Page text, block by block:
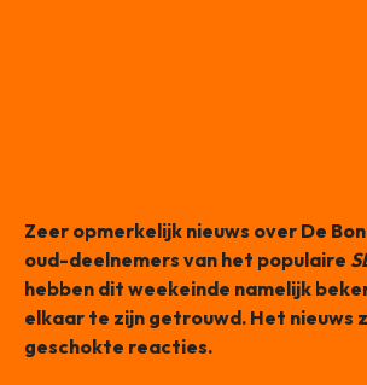
Zeer opmerkelijk nieuws over De
oud-deelnemers van het populaire
hebben dit weekeinde namelijk
elkaar te zijn getrouwd. Het nieuws
geschokte reacties.